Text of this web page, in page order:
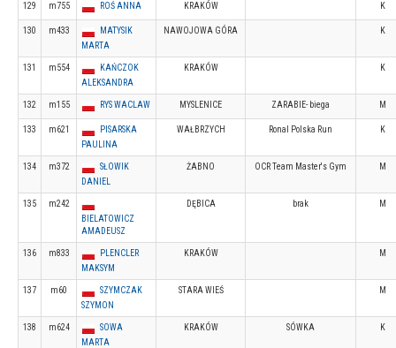
129 m755 ROŚ ANNA KRAKÓW K
130 m433
MATYSIK
MARTA
NAWOJOWA GÓRA K
131 m554
KAŃCZOK
ALEKSANDRA
KRAKÓW K
132 m155 RYS WACLAW MYSLENICE ZARABIE- biega M
133 m621
PISARSKA
PAULINA
WAŁBRZYCH Ronal Polska Run K
134 m372
SŁOWIK
DANIEL
ŻABNO OCR Team Master's Gym M
135
m242
BIELATOWICZ
AMADEUSZ
DĘBICA brak M
136 m833
PLENCLER
MAKSYM
KRAKÓW M
137 m60
SZYMCZAK
SZYMON
STARA WIEŚ M
138 m624
SOWA
MARTA
KRAKÓW SÓWKA K